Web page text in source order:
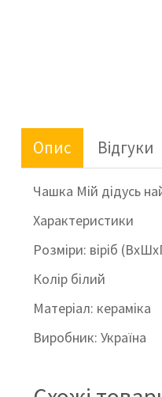
Опис Відгуки
Чашка Мій дідусь
Характеристики
Розміри: віріб
Колір білий
Матеріал: кераміка
Виробник: Україна